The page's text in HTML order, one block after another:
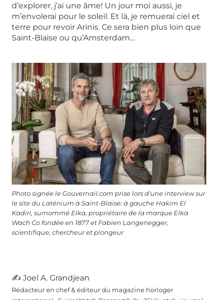
d’explorer, j’ai une âme! Un jour moi aussi, je
m’envolerai pour le soleil. Et là, je remuerai ciel et
terre pour revoir Arinis. Ce sera bien plus loin que
Saint-Blaise ou qu’Amsterdam…
Photo signée le Gouvernail.com prise lors d'une interview sur
le site du Laténium à Saint-Blaise: à gauche Hakim El
Kadiri, surnommé Elka, propriétaire de la marque Elka
Wach Co fondée en 1877 et Fabien Langenegger,
scientifique, chercheur et plongeur
✍ Joel A. Grandjean
Rédacteur en chef & éditeur du magazine horloger